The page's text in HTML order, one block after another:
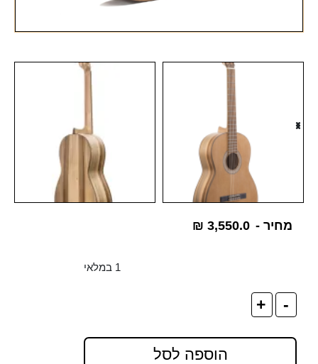
מחיר - ₪ 3,550.0
1 במלאי
-
+
הוספה לסל